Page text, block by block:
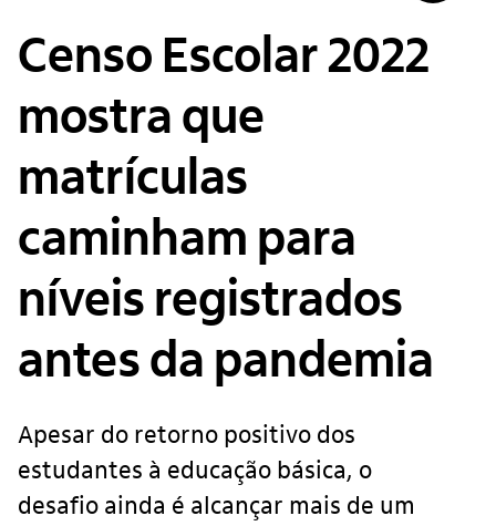
Contato
Censo Escolar 2022
mostra que
matrículas
caminham para
níveis registrados
antes da pandemia
Apesar do retorno positivo dos
estudantes à educação básica, o
desafio ainda é alcançar mais de um